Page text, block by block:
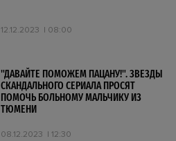
12.12.2023 08:00
"ДАВАЙТЕ ПОМОЖЕМ ПАЦАНУ!". ЗВЕЗДЫ
СКАНДАЛЬНОГО СЕРИАЛА ПРОСЯТ
ПОМОЧЬ БОЛЬНОМУ МАЛЬЧИКУ ИЗ
ТЮМЕНИ
08.12.2023 12:30